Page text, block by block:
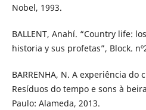
Nobel, 1993.
BALLENT, Anahí. “Country life:
historia y sus profetas”, Block.
BARRENHA, N. A experiência
Resíduos do tempo e sons à
Paulo: Alameda, 2013.